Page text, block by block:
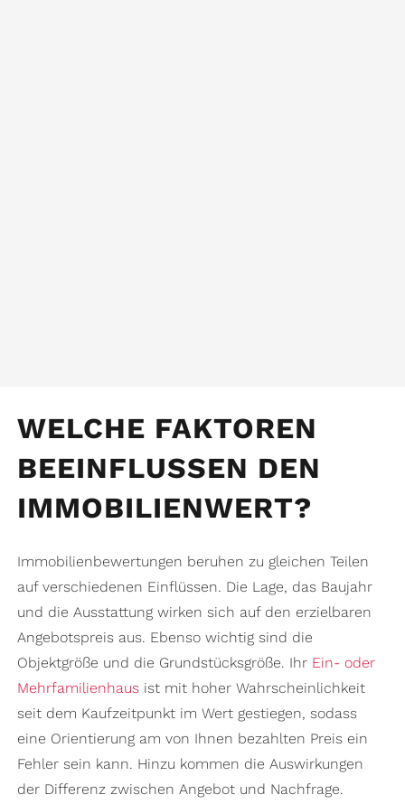
WELCHE FAKTOREN
BEEINFLUSSEN DEN
IMMOBILIENWERT?
Immobilienbewertungen beruhen zu gleichen Teilen
auf verschiedenen Einflüssen. Die Lage, das Baujahr
und die Ausstattung wirken sich auf den erzielbaren
Angebotspreis aus. Ebenso wichtig sind die
Objektgröße und die Grundstücksgröße. Ihr Ein- oder
Mehrfamilienhaus ist mit hoher Wahrscheinlichkeit
seit dem Kaufzeitpunkt im Wert gestiegen, sodass
eine Orientierung am von Ihnen bezahlten Preis ein
Fehler sein kann. Hinzu kommen die Auswirkungen
der Differenz zwischen Angebot und Nachfrage.